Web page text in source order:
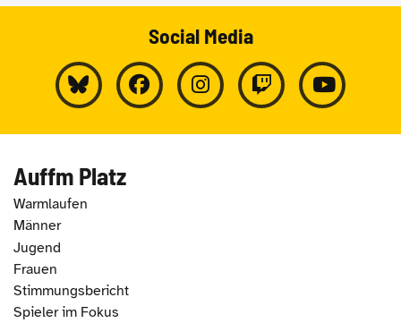
Social Media
Auffm Platz
Warmlaufen
Männer
Jugend
Frauen
Stimmungsbericht
Spieler im Fokus